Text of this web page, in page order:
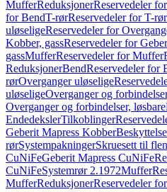
MufferReduksjonerReservedeler
for BendT-rørReservedeler for T-rør
uløseligeReservedeler for
Kobber, gassReservedeler for
gassMufferReservedeler for Muffer
ReduksjonerBendReservedeler for
rørOverganger uløselige
uløseligeOverganger og
Overganger og forbindelser, løsbare
EndedekslerTilkoblinger
Geberit Mapress Kobber
rørSystempakningerSkruesett til
CuNiFeGeberit Mapress CuNiFe
CuNiFeSystemrør 2.1972Muffer
MufferReduksjonerReservedeler